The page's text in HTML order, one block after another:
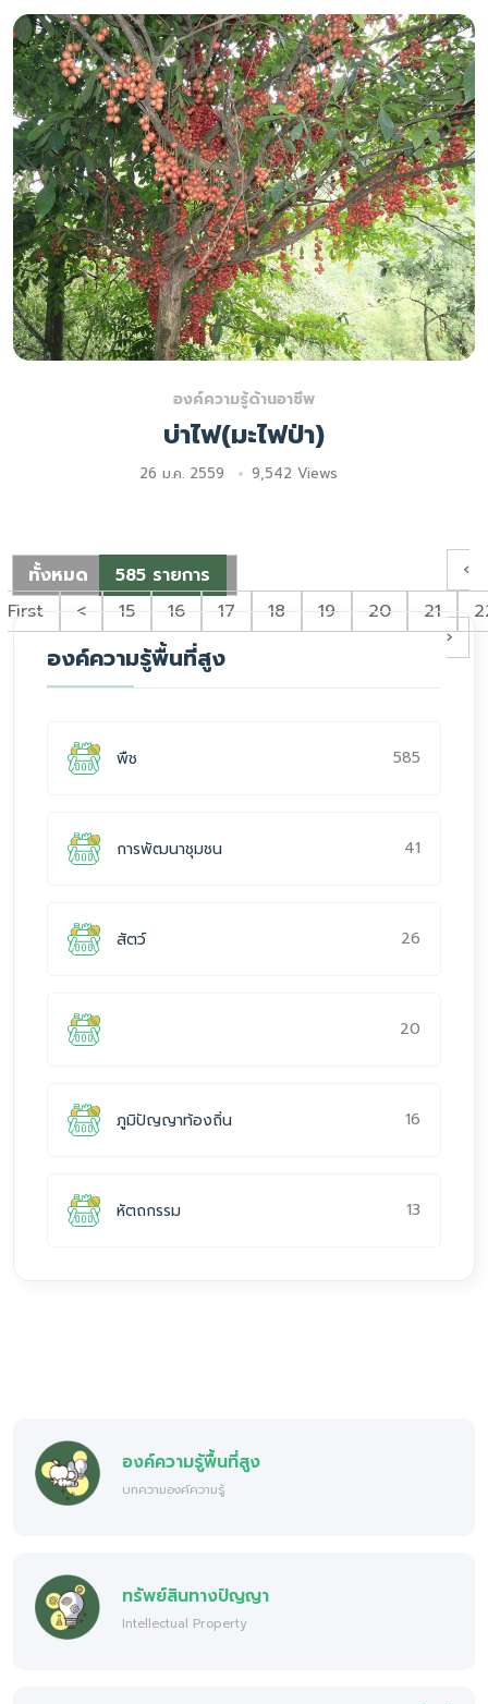
องค์ความรู้ด้านอาชีพ
บ่าไฟ(มะไฟป่า)
26 ม.ค. 2559 9,542 Views
ทั้งหมด 585 รายการ
‹
First
< 15 16 17 18 19 20 21
›
องค์ความรู้พื้นที่สูง
พืช 585
การพัฒนาชุมชน 41
สัตว์ 26
20
ภูมิปัญญาท้องถิ่น 16
หัตถกรรม 13
องค์ความรู้พื้นที่สูง
บทความองค์ความรู้
ทรัพย์สินทางปัญญา
Intellectual Property